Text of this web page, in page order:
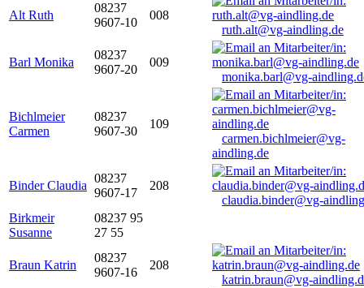
Alt Ruth
08237
9607-10
008
ruth.alt@vg-aindling.de
Barl Monika
08237
9607-20
009
monika.barl@vg-
Bichlmeier
Carmen
08237
9607-30
109
carmen.bichlmeier@vg-
aindling.de
Binder Claudia
08237
9607-17
208
claudia.binder@vg-
Birkmeir
Susanne
08237 95
27 55
Braun Katrin
08237
9607-16
208
katrin.braun@vg-